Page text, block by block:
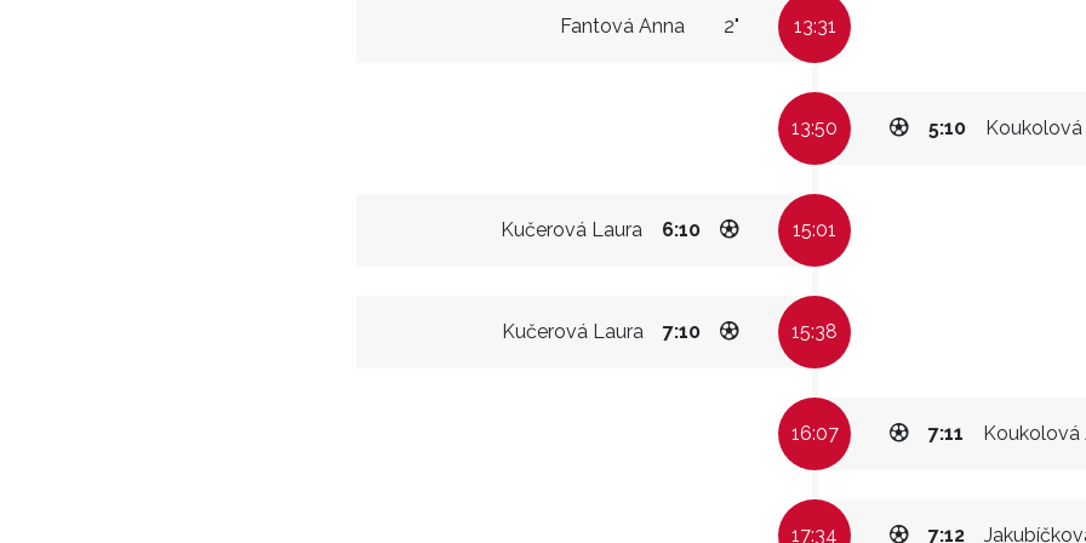
Fantová Anna 2" 13:31
13:50 5:10
Kučerová Laura 6:10 15:01
Kučerová Laura 7:10 15:38
16:07 Koukolová
7:11
17:34 7:12